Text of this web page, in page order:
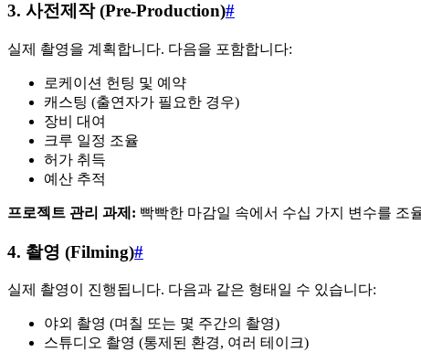
3. 사전제작 (Pre-Production)#
실제 촬영을 계획합니다. 다음을 포함합니다:
로케이션 헌팅 및 예약
캐스팅 (출연자가 필요한 경우)
장비 대여
크루 일정 조율
허가 취득
예산 추적
프로젝트 관리 과제: 빡빡한 마감일 속에서 수십 가지 변수를 조
4. 촬영 (Filming)#
실제 촬영이 진행됩니다. 다음과 같은 형태일 수 있습니다:
야외 촬영 (며칠 또는 몇 주간의 촬영)
스튜디오 촬영 (통제된 환경, 여러 테이크)